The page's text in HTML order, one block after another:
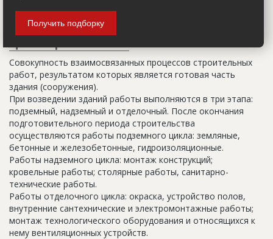
для переговоров.
Совокупность взаимосвязанных процессов строительных
работ, результатом которых является готовая часть
здания (сооружения).
При возведении зданий работы выполняются в три этапа:
подземный, надземный и отделочный. После окончания
подготовительного периода строительства
осуществляются работы подземного цикла: земляные,
бетонные и железобетонные, гидроизоляционные.
Работы надземного цикла: монтаж конструкций;
кровельные работы; столярные работы, санитарно-
технические работы.
Работы отделочного цикла: окраска, устройство полов,
внутренние сантехнические и электромонтажные работы;
монтаж технологического оборудования и относящихся к
нему вентиляционных устройств.
Получить подборку